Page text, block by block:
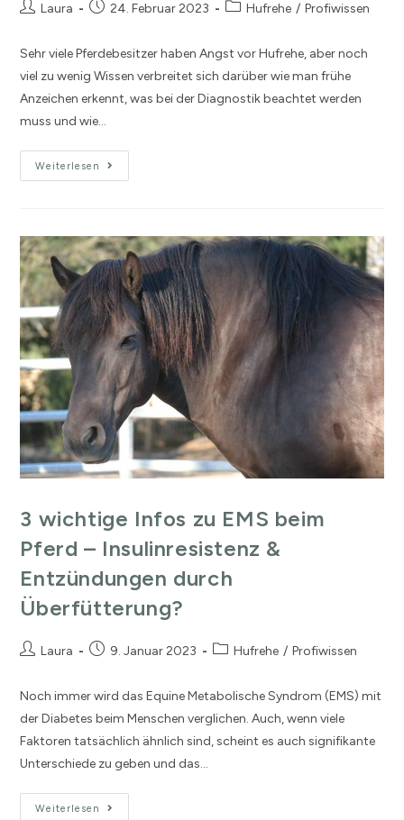
Laura 24. Februar 2023 Hufrehe / Profiwissen
Sehr viele Pferdebesitzer haben Angst vor Hufrehe, aber noch
viel zu wenig Wissen verbreitet sich darüber wie man frühe
Anzeichen erkennt, was bei der Diagnostik beachtet werden
muss und wie…
Weiterlesen
3 wichtige Infos zu EMS beim
Pferd – Insulinresistenz &
Entzündungen durch
Überfütterung?
Laura 9. Januar 2023 Hufrehe / Profiwissen
Noch immer wird das Equine Metabolische Syndrom (EMS) mit
der Diabetes beim Menschen verglichen. Auch, wenn viele
Faktoren tatsächlich ähnlich sind, scheint es auch signifikante
Unterschiede zu geben und das…
Weiterlesen